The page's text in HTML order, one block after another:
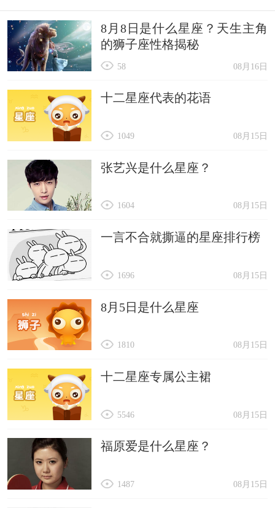
8月8日是什么星座？天生主角
的狮子座性格揭秘
08月16日
58
十二星座代表的花语
08月15日
1049
张艺兴是什么星座？
08月15日
1604
一言不合就撕逼的星座排行榜
08月15日
1696
8月5日是什么星座
08月15日
1810
十二星座专属公主裙
08月15日
5546
福原爱是什么星座？
08月15日
1487